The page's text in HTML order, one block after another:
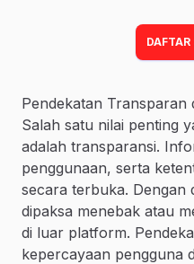
Pendekatan Transparan
Salah satu nilai penting
adalah transparansi.
penggunaan, serta
secara terbuka. Dengan
dipaksa menebak atau
di luar platform.
kepercayaan pengguna